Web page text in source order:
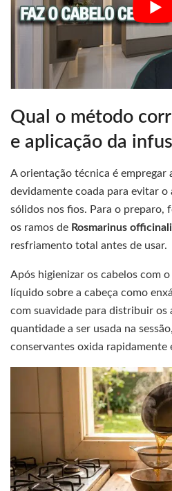
Qual o método
e aplicação da
A orientação técnica é empregar
devidamente coada para evitar o
sólidos nos fios. Para o preparo,
os ramos de Rosmarinus
resfriamento total antes de usar.
Após higienizar os cabelos com
líquido sobre a cabeça como
com suavidade para distribuir os
quantidade a ser usada na
conservantes oxida rapidamente